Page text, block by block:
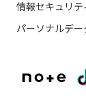
情報セキュリテ
パーソナルデ